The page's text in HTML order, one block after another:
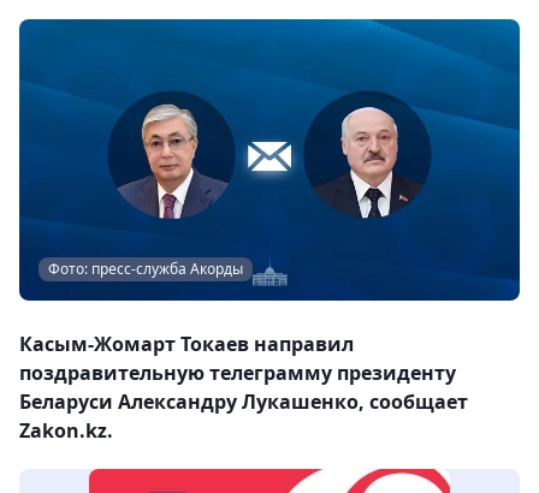
Фото: пресс-служба Акорды
Касым-Жомарт Токаев направил
поздравительную телеграмму президенту
Беларуси Александру Лукашенко, сообщает
Zakon.kz.